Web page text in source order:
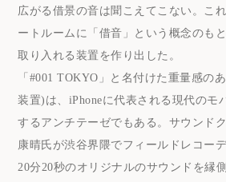
広がる借景の音は聞こえてこない。こ
ートルームに「借音」という概念のも
取り入れる装置を作り出した。
「#001 TOKYO」と名付けた重量感の
装置)は、iPhoneに代表される現代のモ
するアンチテーゼでもある。サウンド
康晴氏が渋谷界隈でフィールドレコー
20分20秒のオリジナルのサウンドを縁